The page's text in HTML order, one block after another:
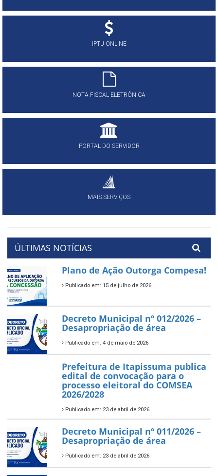
IPTU ONLINE
NOTA FISCAL ELETRÔNICA
PORTAL DO SERVIDOR
MAIS SERVIÇOS
ÚLTIMAS NOTÍCIAS
Plano de Ação Outorga Compesa!
Publicado em: 15 de julho de 2026
Decreto Municipal nº 012/2026 –
Desapropriação de área
Publicado em: 4 de maio de 2026
Prefeitura de Itapissuma publica
edital de convocação para o
processo eleitoral do COMSEA
2026/2028
Publicado em: 23 de abril de 2026
Decreto Municipal nº 011/2026 –
Desapropriação de área
Publicado em: 23 de abril de 2026